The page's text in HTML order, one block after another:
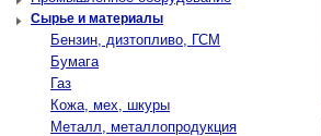
Сырье и материалы
Бензин, дизтопливо, ГСМ
Бумага
Газ
Кожа, мех, шкуры
Металл, металлопродукция